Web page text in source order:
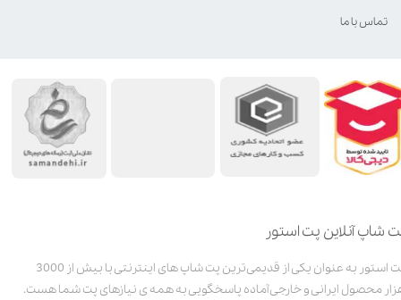
شاپ آنلاین پت استور
پت استور به عنوان یکی از قدیمی‌ترین پت شاپ های اینترنتی با بیش از 3000
محصول ایرانی و خارجی آماده پاسخگویی به همه ی نیازهای پت شما هست.
تماس با ما